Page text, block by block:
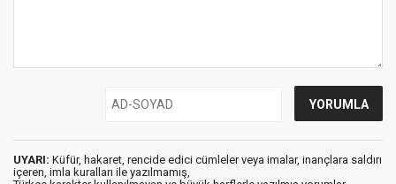
UYARI: Küfür, hakaret, rencide edici cümleler veya imalar, inançlara saldırı
içeren, imla kuralları ile yazılmamış,